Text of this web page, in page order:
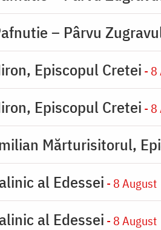
– Pârvu
Episcopul Cretei - 8
Episcopul Cretei - 8
Mărturisitorul,
al Edessei - 8 August
al Edessei - 8 August